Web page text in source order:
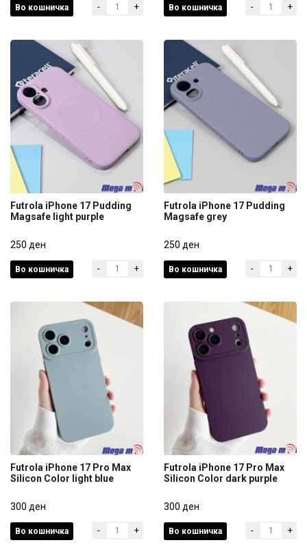
250 ден
Во кошничка - + 250 ден
Во кошничка - +
Magsafe light purple
250 ден
Futrola iPhone 17 Pudding
Magsafe light purple
250 ден
Во кошничка - +
Magsafe grey
250 ден
Futrola iPhone 17 Pudding
Magsafe grey
250 ден
Во кошничка - +
Silicon Color light blue
300 ден
Futrola iPhone 17 Pro Max
Silicon Color light blue
300 ден
Во кошничка - +
Silicon Color dark purple
300 ден
Futrola iPhone 17 Pro Max
Silicon Color dark purple
300 ден
Во кошничка - +